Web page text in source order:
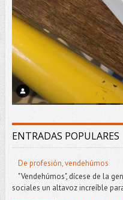
ENTRADAS POPULARES
De profesión, vendehúmos
"Vendehúmos", dícese de la
sociales un altavoz increíble